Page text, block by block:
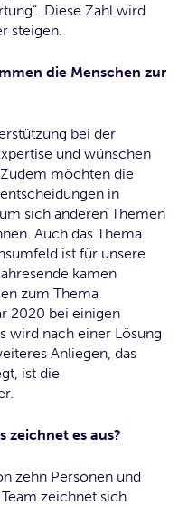
Diese Zahl wird
steigen.
die Menschen zur
bei der
und wünschen
möchten die
in
sich anderen Themen
Auch das Thema
ist für unsere
kamen
zum Thema
2020 bei einigen
wird nach einer Lösung
Anliegen, das
ist die
zeichnet es aus?
zehn Personen und
zeichnet sich